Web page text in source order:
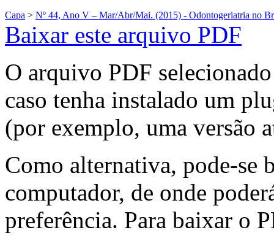
Capa > Nº 44, Ano V – Mar/Abr/Mai. (2015) - Odontogeriatria no
Baixar este arquivo PDF
O arquivo PDF
caso tenha instalado um
(por exemplo, uma versão
Como alternativa, pode-se
computador, de onde
preferência. Para baixar o